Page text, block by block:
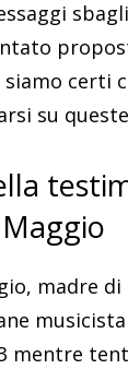
siamo certi
su
madre
mentre